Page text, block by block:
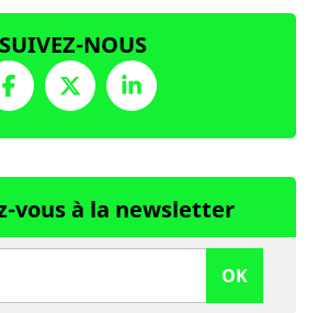
SUIVEZ-NOUS
vous à la newsletter
OK